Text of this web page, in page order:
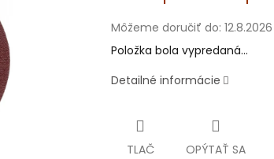
Môžeme doručiť do: 12.8.2026
Položka bola vypredaná…
Detailné informácie
TLAČ OPÝTAŤ SA